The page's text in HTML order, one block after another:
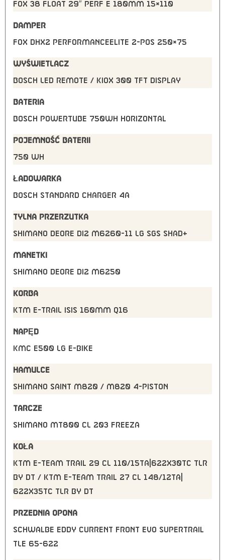
FOX 38 Float 29″ Perf E 180mm 15×110
DAMPER
FOX DHX2 PerformanceElite 2-Pos 250×75
WYŚWIETLACZ
Bosch LED Remote / KIOX 300 TFT Display
BATERIA
Bosch PowerTUBE 750Wh horizontal
POJEMNOŚĆ BATERII
750 Wh
ŁADOWARKA
Bosch STANDARD Charger 4A
TYLNA PRZERZUTKA
Shimano Deore Di2 M6260-11 LG SGS shad+
MANETKI
Shimano Deore Di2 M6250
KORBA
KTM E-TRAIL ISIS 160mm Q16
NAPĘD
KMC e500 LG e-bike
HAMULCE
Shimano Saint M820 / M820 4-Piston
TARCZE
Shimano MT800 CL 203 freeza
KOŁA
KTM E-TEAM Trail 29 CL 110/15TA|622x30TC TLR
by DT / KTM E-TEAM Trail 27 CL 148/12TA|
622x35TC TLR by DT
PRZEDNIA OPONA
Schwalbe Eddy Current Front Evo SuperTrail
TLE 65-622